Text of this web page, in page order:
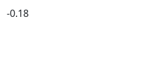
-0.18